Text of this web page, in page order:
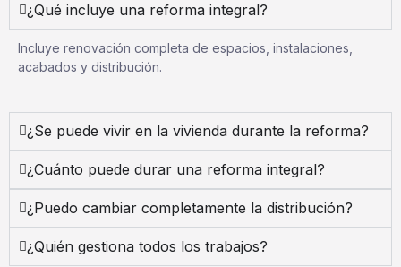
¿Qué incluye una reforma integral?
Incluye renovación completa de espacios, instalaciones,
acabados y distribución.
¿Se puede vivir en la vivienda durante la reforma?
¿Cuánto puede durar una reforma integral?
¿Puedo cambiar completamente la distribución?
¿Quién gestiona todos los trabajos?